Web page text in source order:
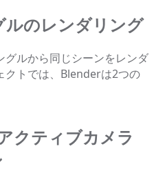
のレンダリング
ルから同じシーンをレンダ
クトでは、Blenderは2つの
クティブカメラ